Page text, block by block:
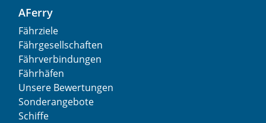
AFerry
Fährziele
Fährgesellschaften
Fährverbindungen
Fährhäfen
Unsere Bewertungen
Sonderangebote
Schiffe